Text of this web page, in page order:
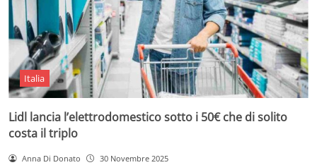
Italia
Lidl lancia l’elettrodomestico sotto i 50€ che di solito
costa il triplo
Anna Di Donato 30 Novembre 2025